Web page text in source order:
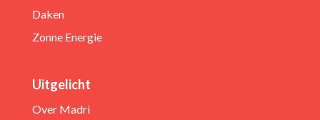
Daken
Zonne Energie
Uitgelicht
Over Madri